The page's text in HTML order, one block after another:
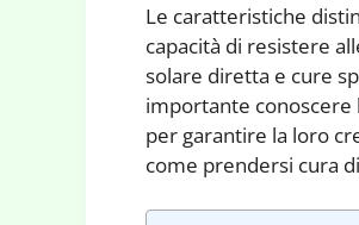
Le caratteristiche
capacità di resistere
solare diretta e cure
importante conoscere
per garantire la loro
come prendersi cura